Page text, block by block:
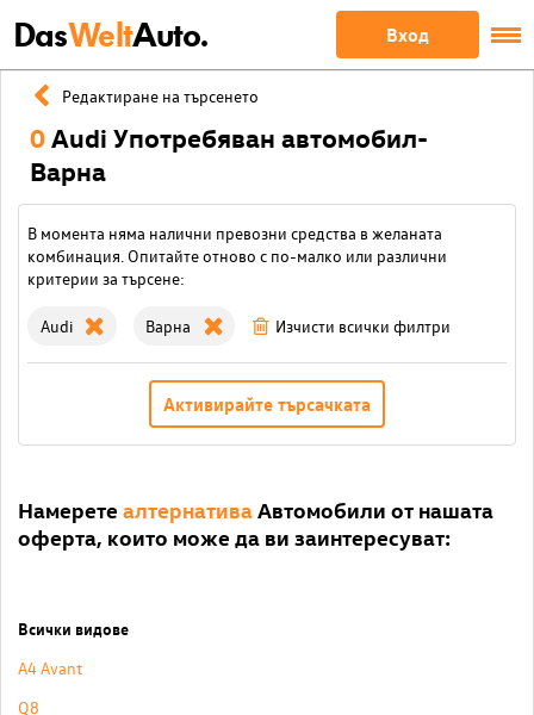
DasWeltAuto. Вход
Редактиране на търсенето
0Audi Употребяван автомобил-
Варна
В момента няма налични превозни средства в желаната
комбинация. Опитайте отново с по-малко или различни
критерии за търсене:
Audi Варна Изчисти всички филтри
Активирайте търсачката
Намерете алтернативаАвтомобили от нашата
оферта, които може да ви заинтересуват:
Всички видове
A4 Avant
Q8